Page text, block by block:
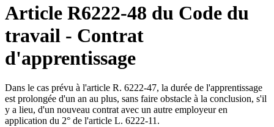
Article R6222-48 du Code du
travail - Contrat
d'apprentissage
Dans le cas prévu à l'article R. 6222-47, la durée de l'apprentissage
est prolongée d'un an au plus, sans faire obstacle à la conclusion, s'il
y a lieu, d'un nouveau contrat avec un autre employeur en
application du 2° de l'article L. 6222-11.